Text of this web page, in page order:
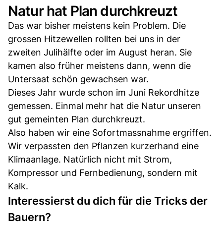
Natur hat Plan durchkreuzt
Das war bisher meistens kein Problem. Die
grossen Hitzewellen rollten bei uns in der
zweiten Julihälfte oder im August heran. Sie
kamen also früher meistens dann, wenn die
Untersaat schön gewachsen war.
Dieses Jahr wurde schon im Juni Rekordhitze
gemessen. Einmal mehr hat die Natur unseren
gut gemeinten Plan durchkreuzt.
Also haben wir eine Sofortmassnahme ergriffen.
Wir verpassten den Pflanzen kurzerhand eine
Klimaanlage. Natürlich nicht mit Strom,
Kompressor und Fernbedienung, sondern mit
Kalk.
Interessierst du dich für die Tricks der
Bauern?